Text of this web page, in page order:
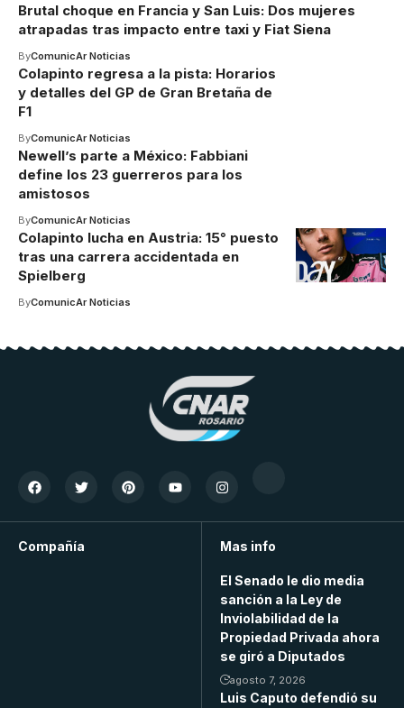
Brutal choque en Francia y San Luis: Dos mujeres
atrapadas tras impacto entre taxi y Fiat Siena
ByComunicAr Noticias
Colapinto regresa a la pista: Horarios
y detalles del GP de Gran Bretaña de
F1
ByComunicAr Noticias
Newell’s parte a México: Fabbiani
define los 23 guerreros para los
amistosos
ByComunicAr Noticias
Colapinto lucha en Austria: 15° puesto
tras una carrera accidentada en
Spielberg
ByComunicAr Noticias
Compañía Mas info
El Senado le dio media
sanción a la Ley de
Inviolabilidad de la
Propiedad Privada ahora
se giró a Diputados
agosto 7, 2026
Luis Caputo defendió su